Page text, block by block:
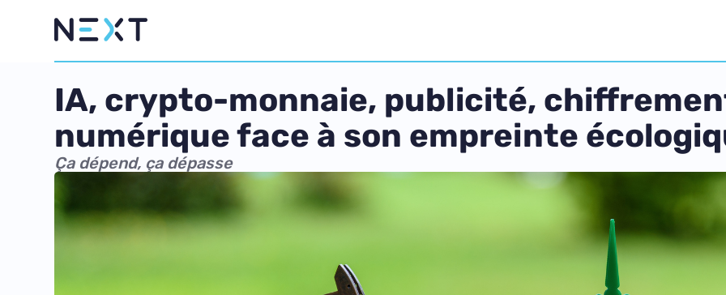
IA, crypto-monnaie, publicité,
numérique face à son empreinte
Ça dépend, ça dépasse